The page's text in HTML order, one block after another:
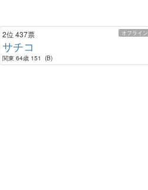
オフライン
2位 437票
サチコ
関東 64歳 151 (B)